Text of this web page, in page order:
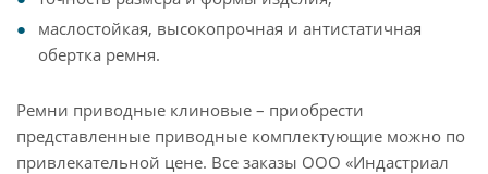
маслостойкая, высокопрочная и антистатичная
обертка ремня.
Ремни приводные клиновые – приобрести
представленные приводные комплектующие можно по
привлекательной цене. Все заказы ООО «Индастриал